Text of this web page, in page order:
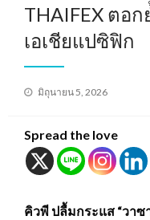
THAIFEX ตอ
เอเชียแปซิฟิก
Posted
มิถุนายน 5, 2026
Spread the love
คิวพี ปลื้มกระแส “วาซ